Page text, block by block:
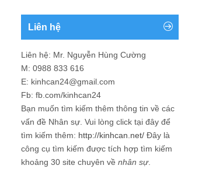
Liên hệ
Liên hệ: Mr. Nguyễn Hùng Cường
M: 0988 833 616
E: kinhcan24@gmail.com
Fb: fb.com/kinhcan24
Bạn muốn tìm kiếm thêm thông tin về các
vấn đề Nhân sự . Vui lòng click tại đây để
tìm kiếm thêm: http://kinhcan.net/ Đây là
công cụ tìm kiếm được tích hợp tìm kiếm
khoảng 30 site chuyên về nhân sự.